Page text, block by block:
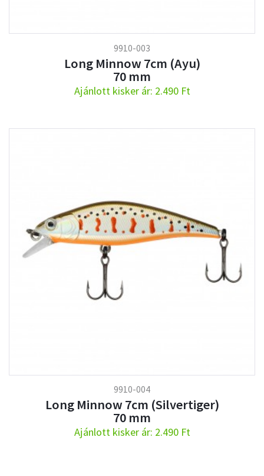
9910-003
Long Minnow 7cm (Ayu)
70 mm
Ajánlott kisker ár: 2.490 Ft
9910-004
Long Minnow 7cm (Silvertiger)
70 mm
Ajánlott kisker ár: 2.490 Ft